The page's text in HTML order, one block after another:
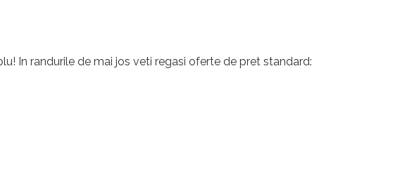
In randurile de mai jos veti regasi oferte de pret standard: